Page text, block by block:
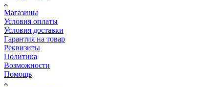
Магазины
Условия оплаты
Условия доставки
Гарантия на товар
Реквизиты
Политика
Возможности
Помощь